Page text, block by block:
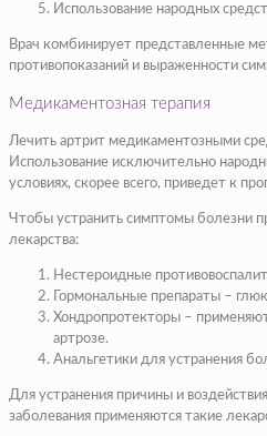
Использование народных
Врач комбинирует представленные
противопоказаний и выраженности
Медикаментозная терапия
Лечить артрит медикаментозными
Использование исключительно
условиях, скорее всего, приведет к
Чтобы устранить симптомы болезни
лекарства:
Нестероидные
Гормональные препараты –
Хондропротекторы –
артрозе.
Анальгетики для устранения
Для устранения причины и
заболевания применяются такие